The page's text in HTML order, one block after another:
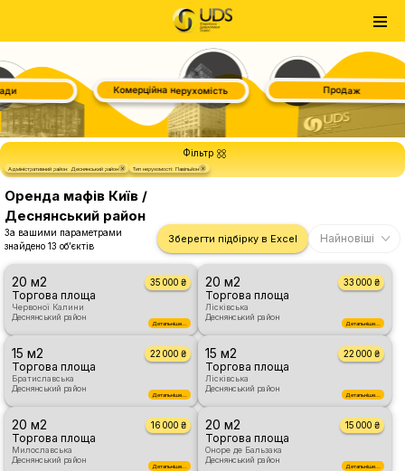
Комерційна нерухомість Продаж
Фільтр
Деснянський район Є електрика
Павільйон
Ціна, грн:від
до
Адміністративний район: Деснянський район × Тип нерухомості: Павільйон ×
Оренда мафів Київ /
Деснянський район
За вашими параметрами
знайдено 13 обʼєктів
Зберегти підбірку в Excel Найновіші
20 м2
Торгова площа
Червоної Калини
Деснянський район
35 000 ₴
Детальніше...
20 м2
Торгова площа
Лісківська
Деснянський район
33 000 ₴
Детальніше...
15 м2
Торгова площа
Братиславська
Деснянський район
22 000 ₴
Детальніше...
15 м2
Торгова площа
Лісківська
Деснянський район
22 000 ₴
Детальніше...
20 м2
Торгова площа
Милославська
Деснянський район
16 000 ₴
Детальніше...
20 м2
Торгова площа
Оноре де Бальзака
Деснянський район
15 000 ₴
Детальніше...